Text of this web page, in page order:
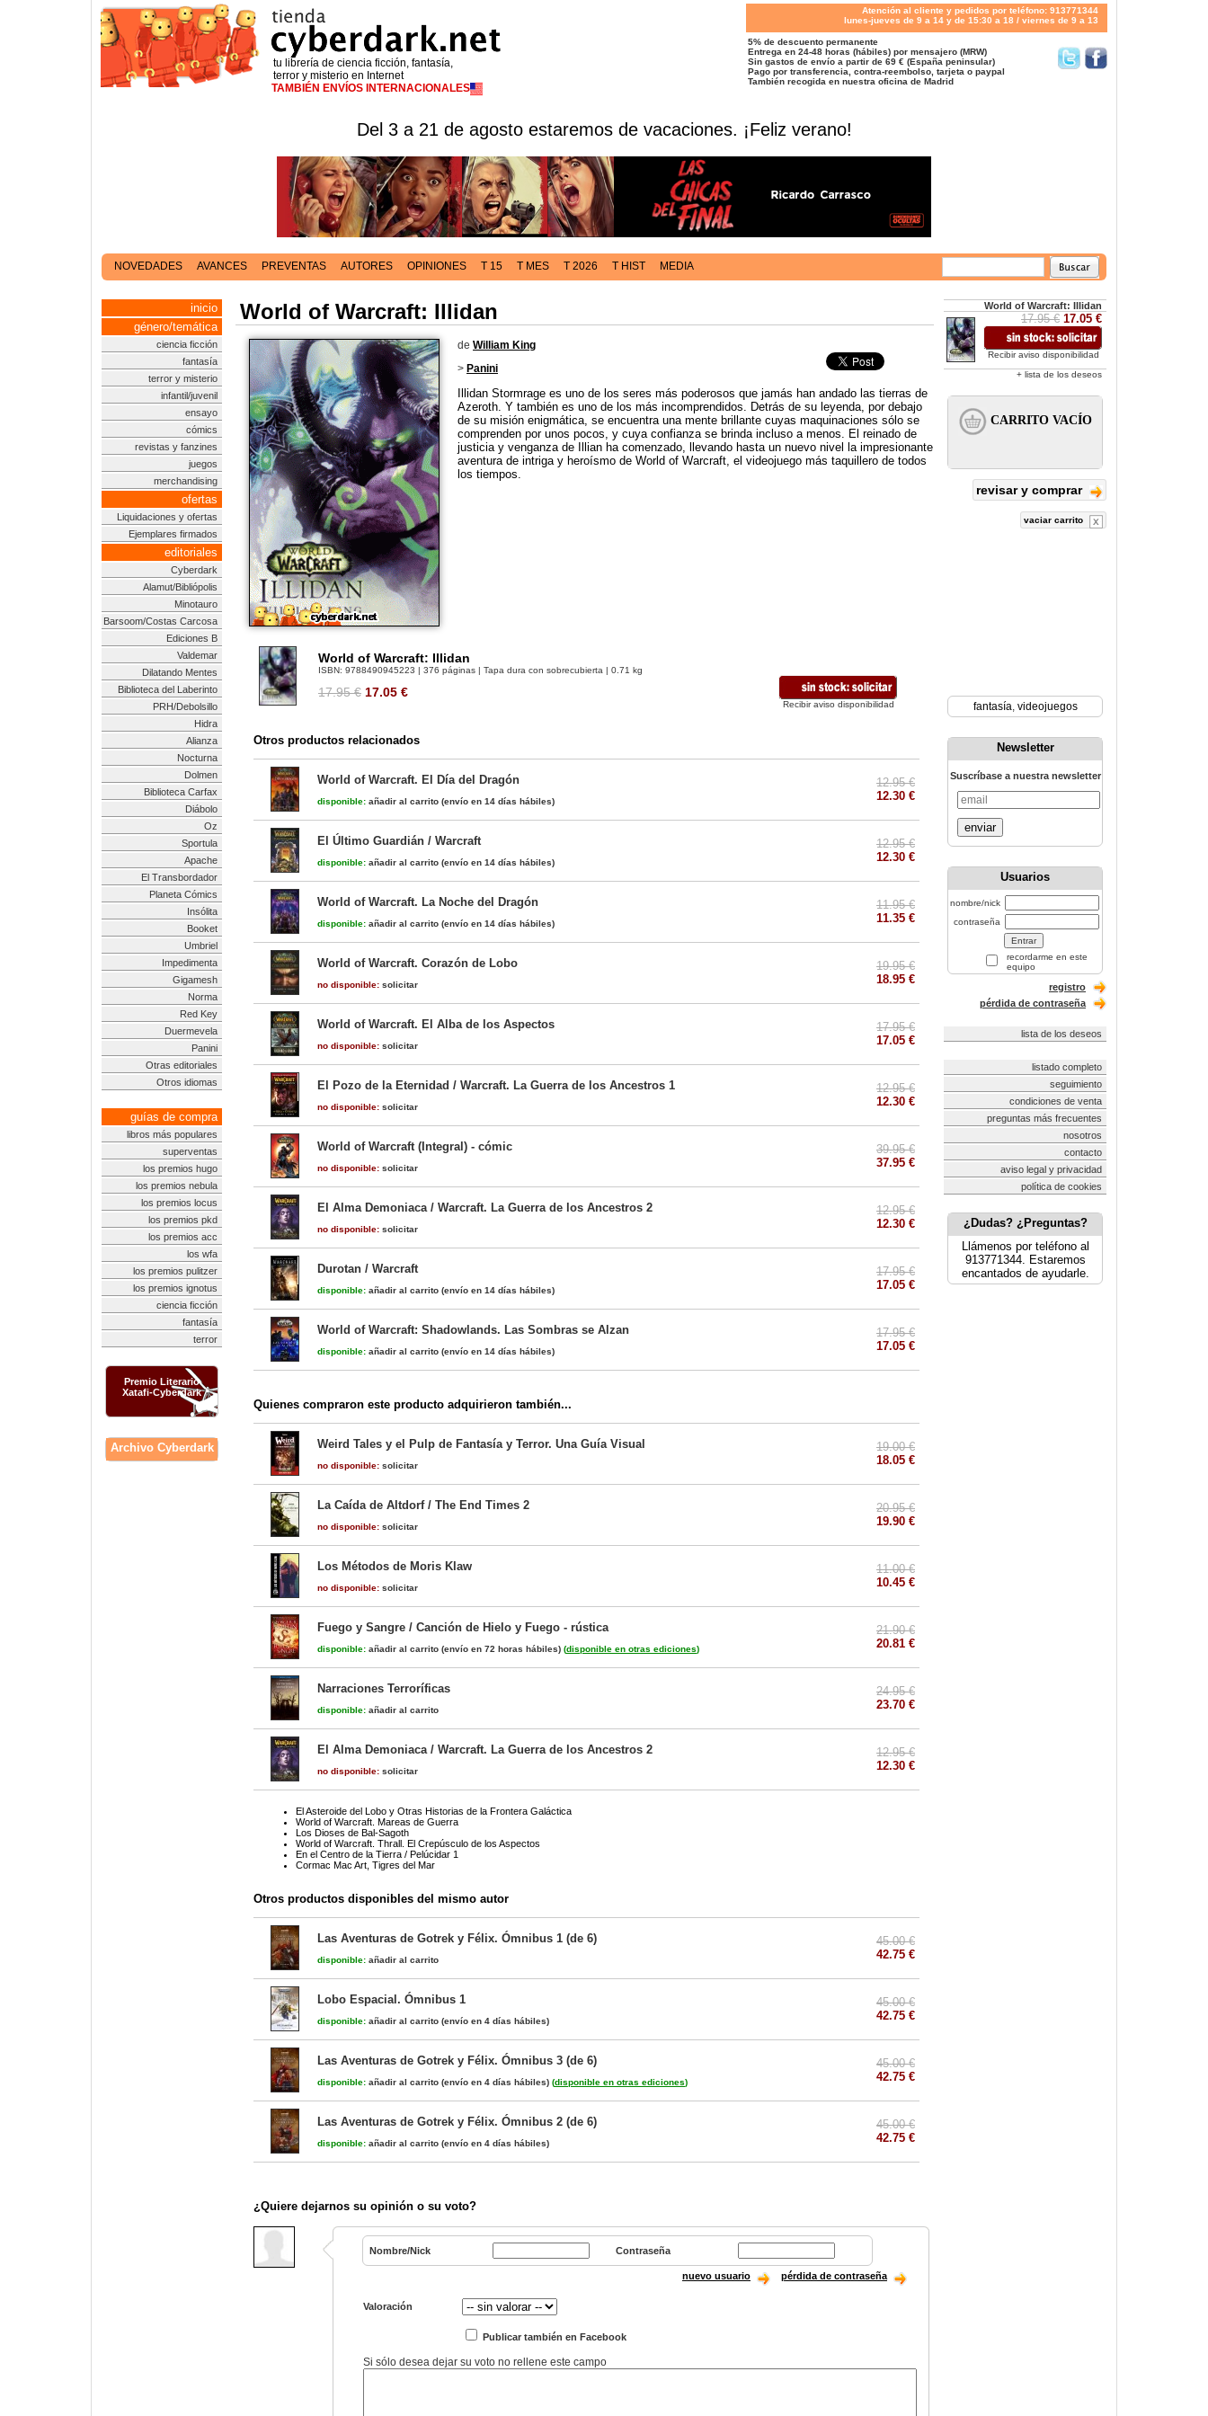
tu librería de ciencia ficción, fantasía,
terror y misterio en Internet
TAMBIÉN ENVÍOS INTERNACIONALES
Atención al cliente y pedidos por teléfono: 913771344
lunes-jueves de 9 a 14 y de 15:30 a 18 / viernes de 9 a 13
5% de descuento permanente
Entrega en 24-48 horas (hábiles) por mensajero (MRW)
Sin gastos de envío a partir de 69 € (España peninsular)
Pago por transferencia, contra-reembolso, tarjeta o paypal
También recogida en nuestra oficina de Madrid
Del 3 a 21 de agosto estaremos de vacaciones. ¡Feliz verano!
NOVEDADES AVANCES PREVENTAS AUTORES OPINIONES T 15 T MES T 2026 T HIST MEDIA
inicio
género/temática
ciencia ficción
fantasía
terror y misterio
infantil/juvenil
ensayo
cómics
revistas y fanzines
juegos
merchandising
ofertas
Liquidaciones y ofertas
Ejemplares firmados
editoriales
Cyberdark
Alamut/Bibliópolis
Minotauro
Barsoom/Costas Carcosa
Ediciones B
Valdemar
Dilatando Mentes
Biblioteca del Laberinto
PRH/Debolsillo
Hidra
Alianza
Nocturna
Dolmen
Biblioteca Carfax
Diábolo
Oz
Sportula
Apache
El Transbordador
Planeta Cómics
Insólita
Booket
Umbriel
Impedimenta
Gigamesh
Norma
Red Key
Duermevela
Panini
Otras editoriales
Otros idiomas
guías de compra
libros más populares
superventas
los premios hugo
los premios nebula
los premios locus
los premios pkd
los premios acc
los wfa
los premios pulitzer
los premios ignotus
ciencia ficción
fantasía
terror
Premio Literario
Xatafi-Cyberdark
Archivo Cyberdark
World of Warcraft: Illidan
de William King
> Panini
Illidan Stormrage es uno de los seres más poderosos que jamás han andado las tierras de
Azeroth. Y también es uno de los más incomprendidos. Detrás de su leyenda, por debajo
de su misión enigmática, se encuentra una mente brillante cuyas maquinaciones sólo se
comprenden por unos pocos, y cuya confianza se brinda incluso a menos. El reinado de
justicia y venganza de Illian ha comenzado, llevando hasta un nuevo nivel la impresionante
aventura de intriga y heroísmo de World of Warcraft, el videojuego más taquillero de todos
los tiempos.
World of Warcraft: Illidan
ISBN: 9788490945223 | 376 páginas | Tapa dura con sobrecubierta | 0.71 kg
17.95 € 17.05 €
Recibir aviso disponibilidad
Otros productos relacionados
World of Warcraft. El Día del Dragón
disponible: añadir al carrito (envío en 14 días hábiles)
12.95 €
12.30 €
El Último Guardián / Warcraft
disponible: añadir al carrito (envío en 14 días hábiles)
12.95 €
12.30 €
World of Warcraft. La Noche del Dragón
disponible: añadir al carrito (envío en 14 días hábiles)
11.95 €
11.35 €
World of Warcraft. Corazón de Lobo
no disponible: solicitar
19.95 €
18.95 €
World of Warcraft. El Alba de los Aspectos
no disponible: solicitar
17.95 €
17.05 €
El Pozo de la Eternidad / Warcraft. La Guerra de los Ancestros 1
no disponible: solicitar
12.95 €
12.30 €
World of Warcraft (Integral) - cómic
no disponible: solicitar
39.95 €
37.95 €
El Alma Demoniaca / Warcraft. La Guerra de los Ancestros 2
no disponible: solicitar
12.95 €
12.30 €
Durotan / Warcraft
disponible: añadir al carrito (envío en 14 días hábiles)
17.95 €
17.05 €
World of Warcraft: Shadowlands. Las Sombras se Alzan
disponible: añadir al carrito (envío en 14 días hábiles)
17.95 €
17.05 €
Quienes compraron este producto adquirieron también...
Weird Tales y el Pulp de Fantasía y Terror. Una Guía Visual
no disponible: solicitar
19.00 €
18.05 €
La Caída de Altdorf / The End Times 2
no disponible: solicitar
20.95 €
19.90 €
Los Métodos de Moris Klaw
no disponible: solicitar
11.00 €
10.45 €
Fuego y Sangre / Canción de Hielo y Fuego - rústica
disponible: añadir al carrito (envío en 72 horas hábiles) (disponible en otras ediciones)
21.90 €
20.81 €
Narraciones Terroríficas
disponible: añadir al carrito
24.95 €
23.70 €
El Alma Demoniaca / Warcraft. La Guerra de los Ancestros 2
no disponible: solicitar
12.95 €
12.30 €
El Asteroide del Lobo y Otras Historias de la Frontera Galáctica
World of Warcraft. Mareas de Guerra
Los Dioses de Bal-Sagoth
World of Warcraft. Thrall. El Crepúsculo de los Aspectos
En el Centro de la Tierra / Pelúcidar 1
Cormac Mac Art, Tigres del Mar
Otros productos disponibles del mismo autor
Las Aventuras de Gotrek y Félix. Ómnibus 1 (de 6)
disponible: añadir al carrito
45.00 €
42.75 €
Lobo Espacial. Ómnibus 1
disponible: añadir al carrito (envío en 4 días hábiles)
45.00 €
42.75 €
Las Aventuras de Gotrek y Félix. Ómnibus 3 (de 6)
disponible: añadir al carrito (envío en 4 días hábiles) (disponible en otras ediciones)
45.00 €
42.75 €
Las Aventuras de Gotrek y Félix. Ómnibus 2 (de 6)
disponible: añadir al carrito (envío en 4 días hábiles)
45.00 €
42.75 €
¿Quiere dejarnos su opinión o su voto?
Nombre/Nick Contraseña
nuevo usuario pérdida de contraseña
Valoración
Publicar también en Facebook
Si sólo desea dejar su voto no rellene este campo
World of Warcraft: Illidan
17.95 € 17.05 €
Recibir aviso disponibilidad
+ lista de los deseos
revisar y comprar
vaciar carrito
fantasía, videojuegos
Newsletter
Suscríbase a nuestra newsletter
enviar
Usuarios
nombre/nick
contraseña
recordarme en este
equipo
registro
pérdida de contraseña
lista de los deseos
listado completo
seguimiento
condiciones de venta
preguntas más frecuentes
nosotros
contacto
aviso legal y privacidad
política de cookies
¿Dudas? ¿Preguntas?
Llámenos por teléfono al
913771344. Estaremos
encantados de ayudarle.